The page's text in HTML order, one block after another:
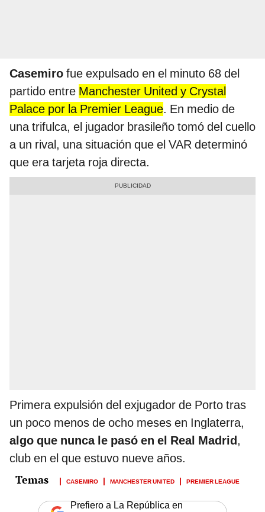
Casemiro fue expulsado en el minuto 68 del
partido entre Manchester United y Crystal
Palace por la Premier League. En medio de
una trifulca, el jugador brasileño tomó del cuello
a un rival, una situación que el VAR determinó
que era tarjeta roja directa.
Primera expulsión del exjugador de Porto tras
un poco menos de ocho meses en Inglaterra,
algo que nunca le pasó en el Real Madrid,
club en el que estuvo nueve años.
CASEMIRO MANCHESTER UNITED PREMIER LEAGUE
Prefiero a La República en